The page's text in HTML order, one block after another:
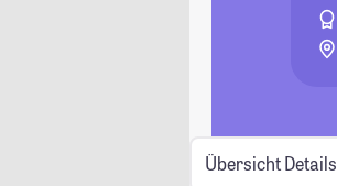
Übersicht Details